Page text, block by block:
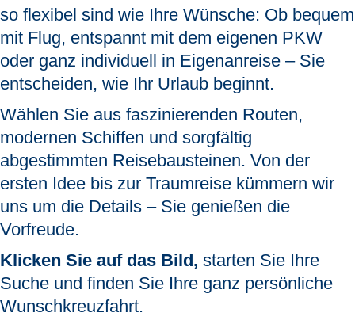
so flexibel sind wie Ihre Wünsche: Ob bequem
mit Flug, entspannt mit dem eigenen PKW
oder ganz individuell in Eigenanreise – Sie
entscheiden, wie Ihr Urlaub beginnt.
Wählen Sie aus faszinierenden Routen,
modernen Schiffen und sorgfältig
abgestimmten Reisebausteinen. Von der
ersten Idee bis zur Traumreise kümmern wir
uns um die Details – Sie genießen die
Vorfreude.
Klicken Sie auf das Bild, starten Sie Ihre
Suche und finden Sie Ihre ganz persönliche
Wunschkreuzfahrt.